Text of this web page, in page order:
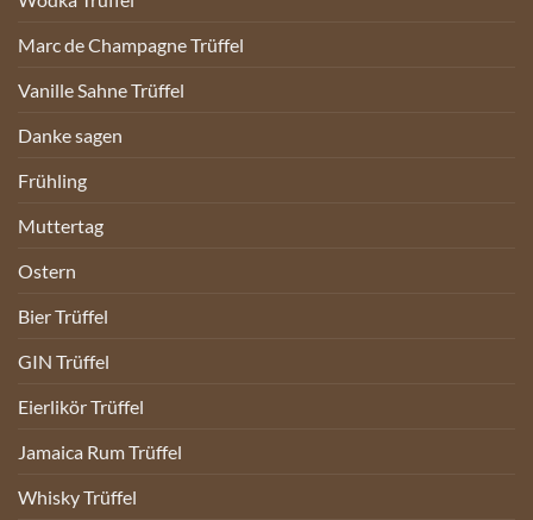
Marc de Champagne Trüffel
Vanille Sahne Trüffel
Danke sagen
Frühling
Muttertag
Ostern
Bier Trüffel
GIN Trüffel
Eierlikör Trüffel
Jamaica Rum Trüffel
Whisky Trüffel